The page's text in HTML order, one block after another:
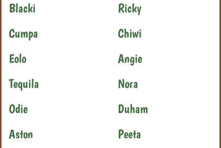
Blacki
Ricky
Cumpa
Chiwi
Eolo
Angie
Tequila
Nora
Odie
Duham
Aston
Peeta